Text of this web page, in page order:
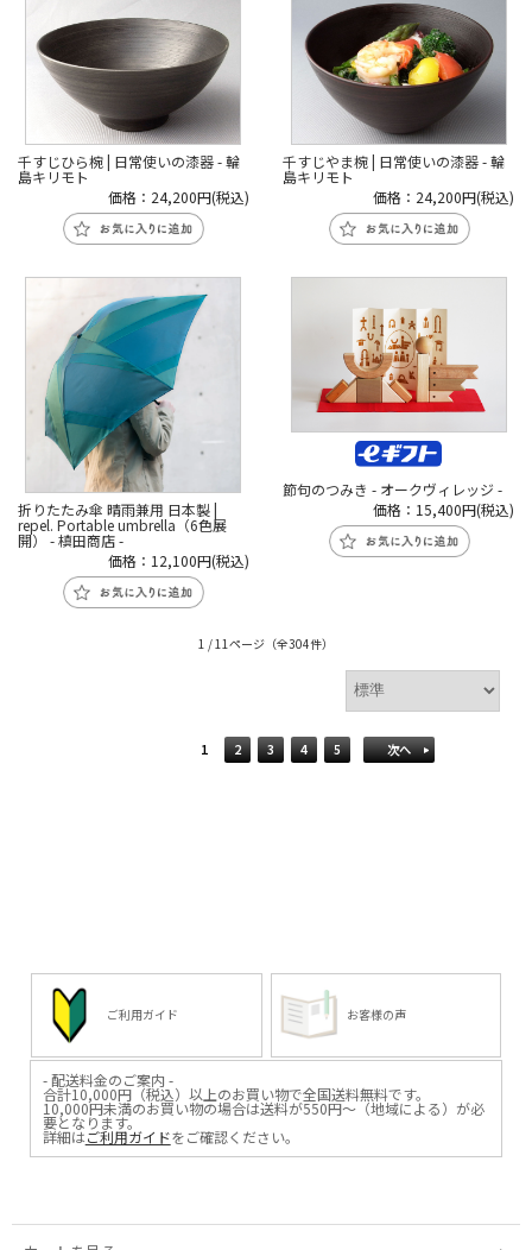
千すじひら椀 | 日常使いの漆器 - 輪
島キリモト
価格：24,200円(税込)
千すじやま椀 | 日常使いの漆器 - 輪
島キリモト
価格：24,200円(税込)
折りたたみ傘 晴雨兼用 日本製 |
repel. Portable umbrella（6色展
開） - 槙田商店 -
価格：12,100円(税込)
節句のつみき - オークヴィレッジ -
価格：15,400円(税込)
1 / 11ページ （全304件）
1 2 3 4 5 次へ
ご利用ガイド お客様の声
- 配送料金のご案内 -
合計10,000円（税込）以上のお買い物で全国送料無料です。
10,000円未満のお買い物の場合は送料が550円～（地域による）が必
要となります。
詳細はご利用ガイドをご確認ください。